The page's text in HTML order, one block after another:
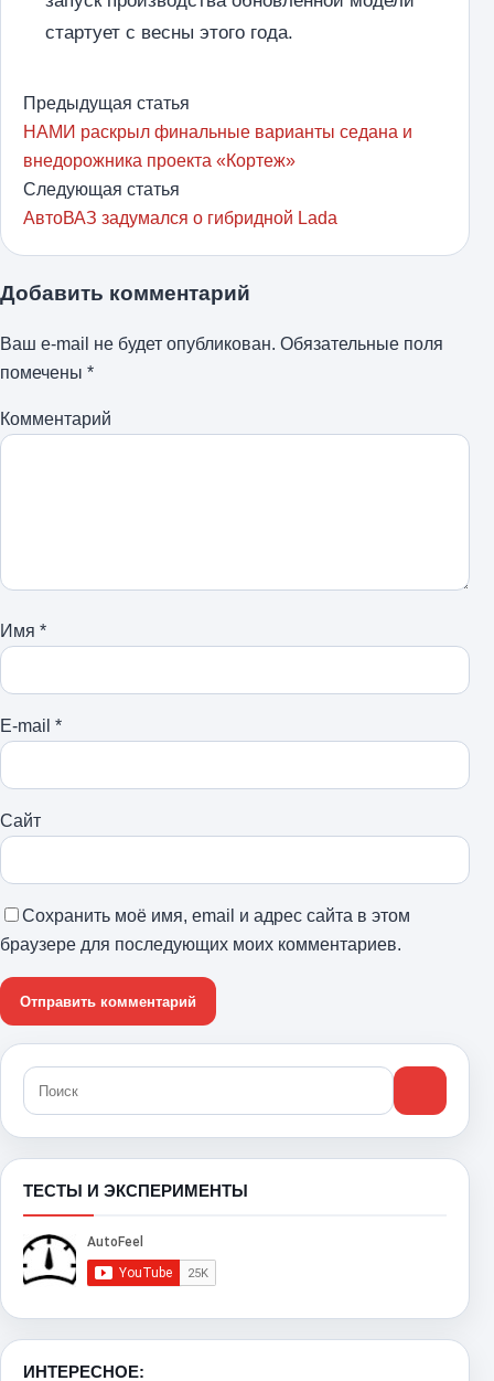
стартует с весны этого года.
Предыдущая статья
НАМИ раскрыл финальные варианты седана и
внедорожника проекта «Кортеж»
Следующая статья
АвтоВАЗ задумался о гибридной Lada
Добавить комментарий
Ваш e-mail не будет опубликован. Обязательные поля
помечены *
Комментарий
Имя *
E-mail *
Сайт
Сохранить моё имя, email и адрес сайта в этом
браузере для последующих моих комментариев.
ТЕСТЫ И ЭКСПЕРИМЕНТЫ
ИНТЕРЕСНОЕ: